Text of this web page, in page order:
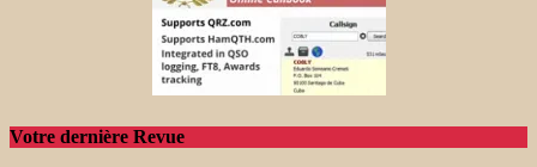
Votre dernière Revue